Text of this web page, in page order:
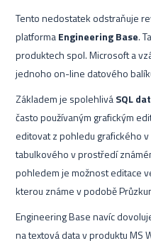
Tento nedostatek odstraňuje
platformaEngineering Base.
produktech spol. Microsoft a
jednoho on-line datového
Základem je spolehliváSQL
často používaným grafickým
editovat z pohledu grafického
tabulkového v prostředí
pohledem je možnost editace
kterou známe v podobě
Engineering Base navíc
na textová data v produktu MS